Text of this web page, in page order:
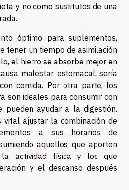
y no como sustitutos de una
óptimo para suplementos,
tener un tiempo de asimilación
el hierro se absorbe mejor en
malestar estomacal, sería
comida. Por otra parte, los
son ideales para consumir con
pueden ayudar a la digestión.
vital ajustar la combinación de
a sus horarios de
aquellos que aporten
actividad física y los que
y el descanso después